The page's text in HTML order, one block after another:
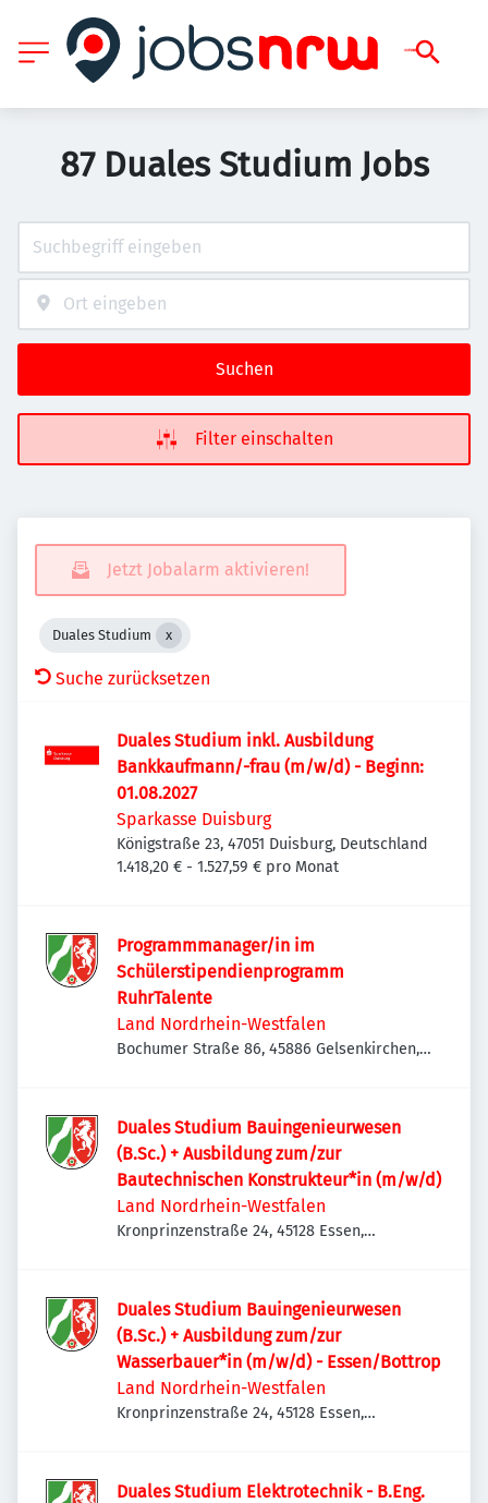
87 Duales Studium Jobs
Suchen
Filter einschalten
Jetzt Jobalarm aktivieren!
Duales Studium
Suche zurücksetzen
Duales Studium inkl. Ausbildung
Bankkaufmann/-frau (m/w/d) - Beginn:
01.08.2027
Sparkasse Duisburg
Königstraße 23, 47051 Duisburg, Deutschland
1.418,20 € - 1.527,59 € pro Monat
Programmmanager/in im
Schülerstipendienprogramm
RuhrTalente
Land Nordrhein-Westfalen
Bochumer Straße 86, 45886 Gelsenkirchen,
Duales Studium Bauingenieurwesen
(B.Sc.) + Ausbildung zum/zur
Bautechnischen Konstrukteur*in (m/w/d)
Land Nordrhein-Westfalen
Kronprinzenstraße 24, 45128 Essen,
Duales Studium Bauingenieurwesen
(B.Sc.) + Ausbildung zum/zur
Wasserbauer*in (m/w/d) - Essen/Bottrop
Land Nordrhein-Westfalen
Kronprinzenstraße 24, 45128 Essen,
Duales Studium Elektrotechnik - B.Eng.